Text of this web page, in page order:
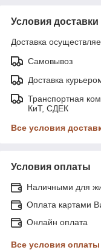
Условия доставки
Доставка
Самовывоз
Доставка
Транспортная
КиТ, СДЕК
Все условия
Условия оплаты
Наличными для
Оплата картами
Онлайн оплата
Все условия оплаты